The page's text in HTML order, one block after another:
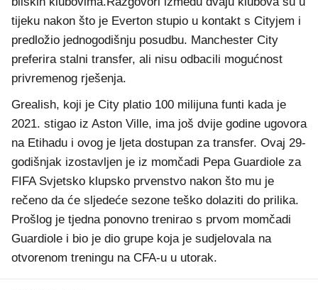
tijeku nakon što je Everton stupio u kontakt s Cityjem i
predložio jednogodišnju posudbu. Manchester City
preferira stalni transfer, ali nisu odbacili mogućnost
privremenog rješenja.
Grealish, koji je City platio 100 milijuna funti kada je
2021. stigao iz Aston Ville, ima još dvije godine ugovora
na Etihadu i ovog je ljeta dostupan za transfer. Ovaj 29-
godišnjak izostavljen je iz momčadi Pepa Guardiole za
FIFA Svjetsko klupsko prvenstvo nakon što mu je
rečeno da će sljedeće sezone teško dolaziti do prilika.
Prošlog je tjedna ponovno trenirao s prvom momčadi
Guardiole i bio je dio grupe koja je sudjelovala na
otvorenom treningu na CFA-u u utorak.